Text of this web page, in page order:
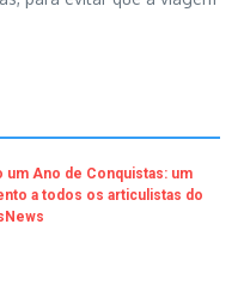
um Ano de Conquistas: um
a todos os articulistas do